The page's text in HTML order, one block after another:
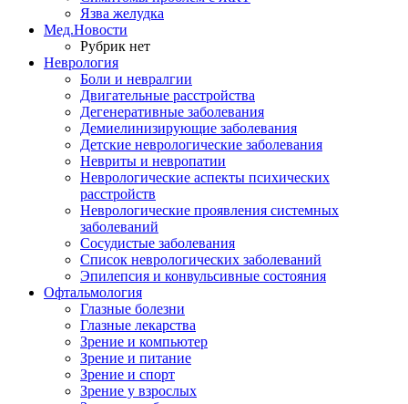
Язва желудка
Мед.Новости
Рубрик нет
Неврология
Боли и невралгии
Двигательные расстройства
Дегенеративные заболевания
Демиелинизирующие заболевания
Детские неврологические заболевания
Невриты и невропатии
Неврологические аспекты психических
расстройств
Неврологические проявления системных
заболеваний
Сосудистые заболевания
Список неврологических заболеваний
Эпилепсия и конвульсивные состояния
Офтальмология
Глазные болезни
Глазные лекарства
Зрение и компьютер
Зрение и питание
Зрение и спорт
Зрение у взрослых